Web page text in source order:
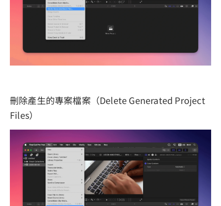
刪除產生的專案檔案（Delete Generated Project
Files）